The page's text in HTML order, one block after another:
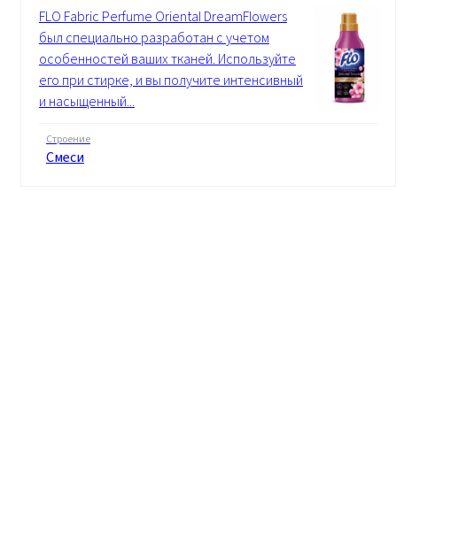
FLO Fabric Perfume Oriental DreamFlowers
был специально разработан с учетом
особенностей ваших тканей. Используйте
его при стирке, и вы получите интенсивный
и насыщенный...
Строение
Смеси